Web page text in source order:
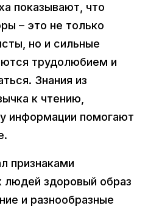
показывают, что
– это не только
но и сильные
трудолюбием и
Знания из
к чтению,
информации помогают
признаками
людей здоровый образ
и разнообразные